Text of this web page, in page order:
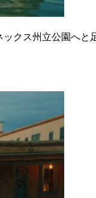
クス州立公園へと